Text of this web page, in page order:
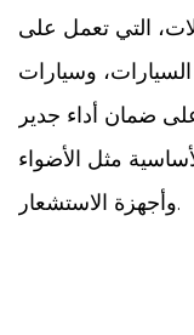
التي تعمل على
وسيارات
ضمان أداء جدير
مثل الأضواء
وأجهزة الاستشعار.